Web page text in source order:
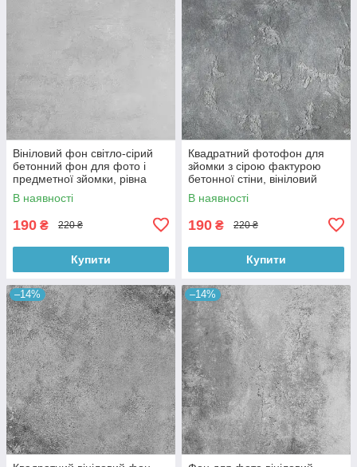
Вініловий фон світло-сірий
бетонний фон для фото і
предметної зйомки, рівна
текстура, 60x60 см, №550674
В наявності
190 ₴ 220 ₴
Купити
Квадратний фотофон для
зйомки з сірою фактурою
бетонної стіни, вініловий
60x60 см , №550152
В наявності
190 ₴ 220 ₴
Купити
–14% –14%